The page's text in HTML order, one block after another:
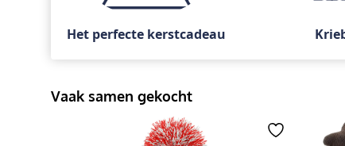
Het perfecte kerstcadeau
Vaak samen gekocht